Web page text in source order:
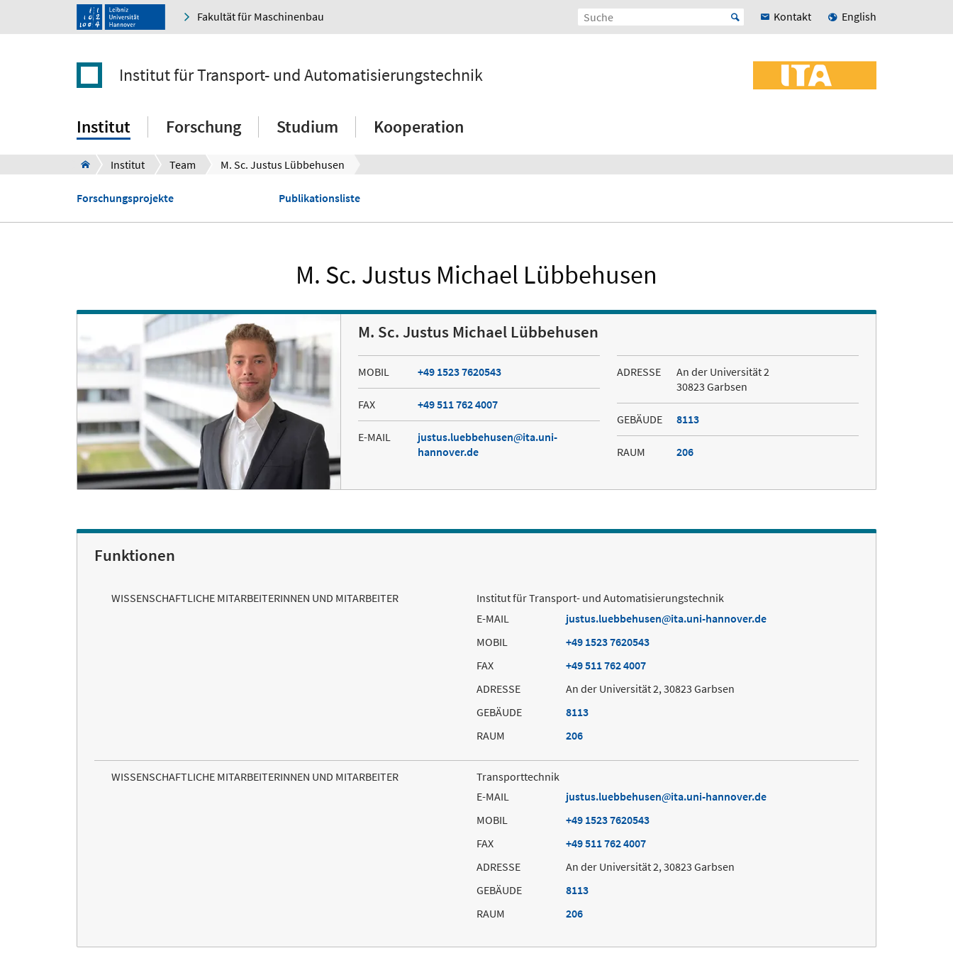
Fakultät für Maschinenbau Kontakt English
Institut für Transport- und Automatisierungstechnik
Institut Forschung Studium Kooperation
Institut Team M. Sc. Justus Lübbehusen
Forschungsprojekte Publikationsliste
M. Sc. Justus Michael Lübbehusen
M. Sc. Justus Michael Lübbehusen
MOBIL +49 1523 7620543
FAX +49 511 762 4007
E-MAIL justus.luebbehusen
ita.uni-
hannover.de
ADRESSE
An der Universität 2
30823 Garbsen
GEBÄUDE 8113
RAUM 206
Funktionen
WISSENSCHAFTLICHE MITARBEITERINNEN UND MITARBEITER
Institut für Transport- und Automatisierungstechnik
E-MAIL
justus.luebbehusen
ita.uni-hannover.de
MOBIL
+49 1523 7620543
FAX
+49 511 762 4007
ADRESSE
An der Universität 2, 30823 Garbsen
GEBÄUDE
8113
RAUM
206
WISSENSCHAFTLICHE MITARBEITERINNEN UND MITARBEITER
Transporttechnik
E-MAIL
justus.luebbehusen
ita.uni-hannover.de
MOBIL
+49 1523 7620543
FAX
+49 511 762 4007
ADRESSE
An der Universität 2, 30823 Garbsen
GEBÄUDE
8113
RAUM
206